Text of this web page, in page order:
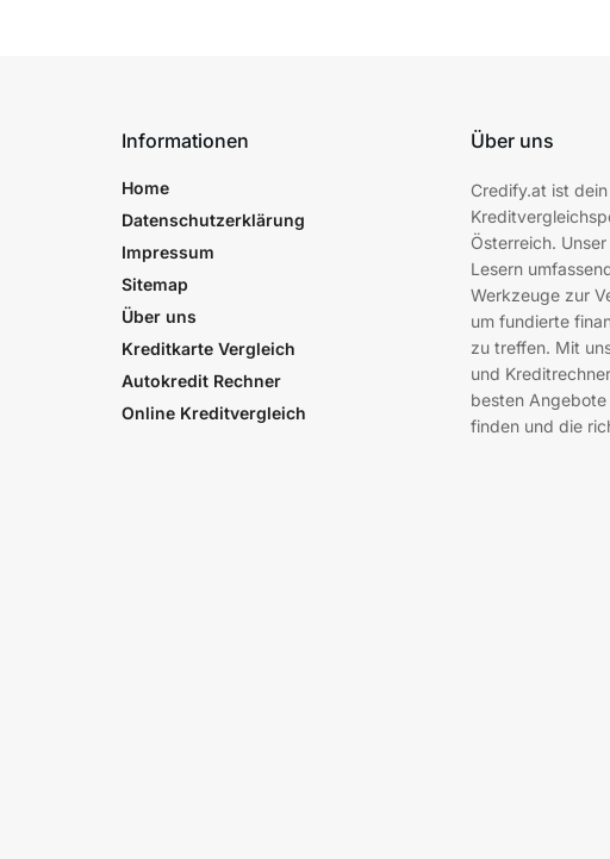
Informationen
Home
Datenschutzerklärung
Impressum
Sitemap
Über uns
Kreditkarte Vergleich
Autokredit Rechner
Online Kreditvergleich
Über uns
Credify.at ist
Österreich.
Lesern
Werkzeuge zur
um fundierte
zu treffen. Mit
und
besten
finden und die